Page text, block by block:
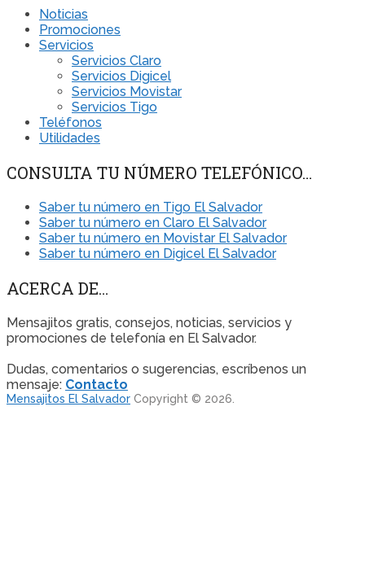
Noticias
Promociones
Servicios
Servicios Claro
Servicios Digicel
Servicios Movistar
Servicios Tigo
Teléfonos
Utilidades
CONSULTA TU NÚMERO TELEFÓNICO…
Saber tu número en Tigo El Salvador
Saber tu número en Claro El Salvador
Saber tu número en Movistar El Salvador
Saber tu número en Digicel El Salvador
ACERCA DE…
Mensajitos gratis, consejos, noticias, servicios y
promociones de telefonía en El Salvador.
Dudas, comentarios o sugerencias, escríbenos un
mensaje: Contacto
Mensajitos El Salvador Copyright © 2026.